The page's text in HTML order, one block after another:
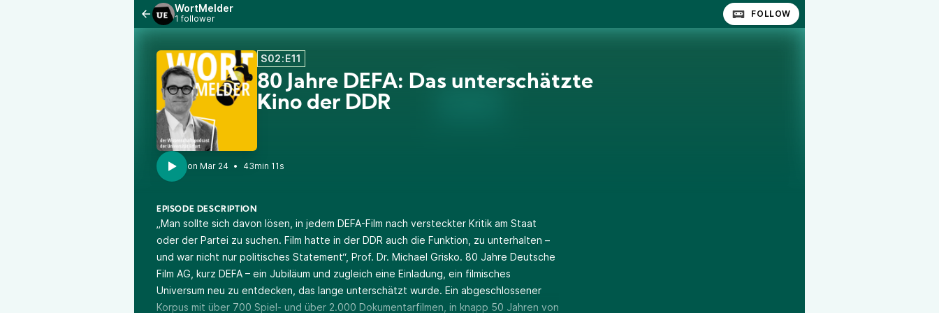
WortMelder
1 follower FOLLOW
S02:E11
80 Jahre DEFA: Das unterschätzte
Kino der DDR
• 43min 11s
EPISODE DESCRIPTION
„Man sollte sich davon lösen, in jedem DEFA-Film nach versteckter Kritik am Staat
oder der Partei zu suchen. Film hatte in der DDR auch die Funktion, zu unterhalten –
und war nicht nur politisches Statement“, Prof. Dr. Michael Grisko. 80 Jahre Deutsche
Film AG, kurz DEFA – ein Jubiläum und zugleich eine Einladung, ein filmisches
Universum neu zu entdecken, das lange unterschätzt wurde. Ein abgeschlossener
Korpus mit über 700 Spiel- und über 2.000 Dokumentarfilmen, in knapp 50 Jahren von